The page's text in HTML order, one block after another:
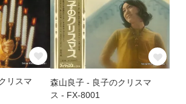
リスマ
森山良子 - 良子のクリスマ
ス - FX-8001